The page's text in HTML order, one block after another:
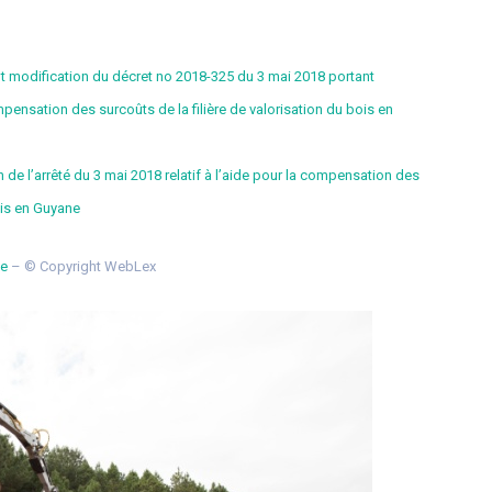
modification du décret no 2018-325 du 3 mai 2018 portant
des surcoûts de la filière de valorisation du bois en
l’arrêté du 3 mai 2018 relatif à l’aide pour la compensation des
en Guyane
– © Copyright WebLex